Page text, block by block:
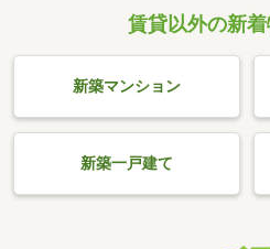
賃貸以外の新
新築マンション
新築一戸建て